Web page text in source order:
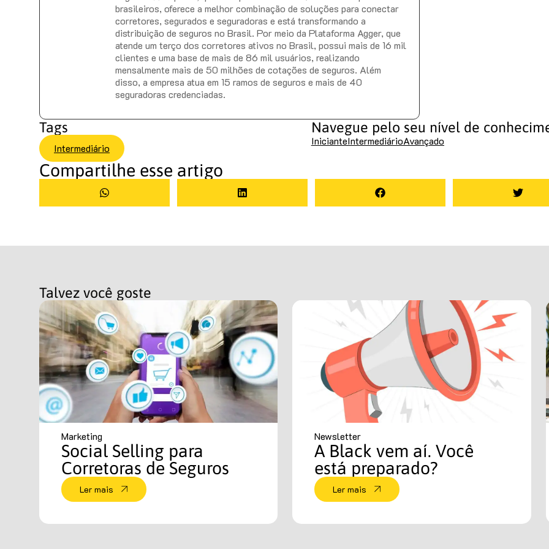
brasileiros, oferece a melhor combinação de soluções para conectar
corretores, segurados e seguradoras e está transformando a
distribuição de seguros no Brasil. Por meio da Plataforma Agger, que
atende um terço dos corretores ativos no Brasil, possui mais de 16 mil
clientes e uma base de mais de 86 mil usuários, realizando
mensalmente mais de 50 milhões de cotações de seguros. Além
disso, a empresa atua em 15 ramos de seguros e mais de 40
seguradoras credenciadas.
Tags
Intermediário
Navegue pelo seu nível de
InicianteIntermediárioAvançado
Compartilhe esse artigo
Talvez você goste
Marketing
Social Selling para
Corretoras de Seguros
Ler mais
Newsletter
A Black vem aí. Você
está preparado?
Ler mais